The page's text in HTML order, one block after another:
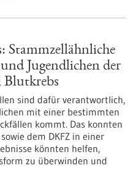
Stammzellähnliche
Jugendlichen der
Blutkrebs
sind dafür verantwortlich,
mit einer bestimmten
kommt. Das konnten
dem DKFZ in einer
könnten helfen,
zu überwinden und